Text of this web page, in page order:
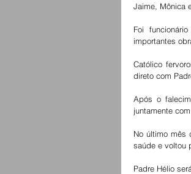
Jaime, Mônica
Foi
importantes
Católico
direto com
Após o
juntamente
No último mês
saúde e voltou
Padre Hélio